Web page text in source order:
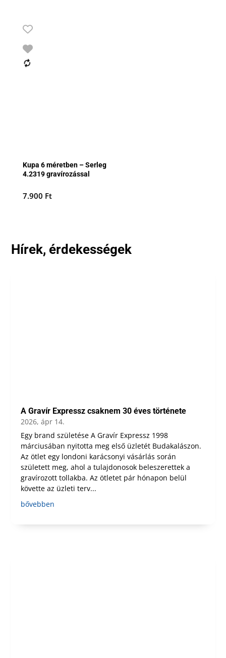
Kupa 6 méretben – Serleg
4.2319 gravírozással
7.900 Ft
Hírek, érdekességek
A Gravír Expressz csaknem 30 éves története
2026, ápr 14.
Egy brand születése A Gravír Expressz 1998
márciusában nyitotta meg első üzletét Budakalászon.
Az ötlet egy londoni karácsonyi vásárlás során
született meg, ahol a tulajdonosok beleszerettek a
gravírozott tollakba. Az ötletet pár hónapon belül
követte az üzleti terv...
bővebben